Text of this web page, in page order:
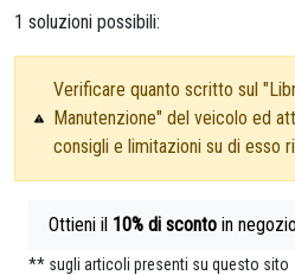
1 soluzioni possibili:
Verificare quanto scritto sul
Manutenzione" del veicolo ed
consigli e limitazioni su di esso
Ottieni il 10% di sconto in
** sugli articoli presenti su questo sito